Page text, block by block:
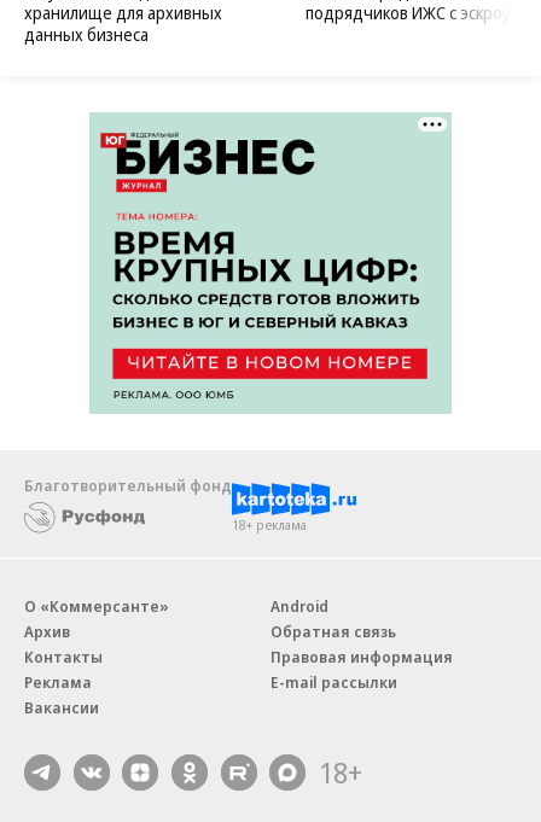
хранилище для архивных
данных бизнеса
подрядчиков ИЖС с эскроу
Благотворительный фонд
18+ реклама
О «Коммерсанте»
Архив
Контакты
Реклама
Вакансии
Android
Обратная связь
Правовая информация
E-mail рассылки
18+